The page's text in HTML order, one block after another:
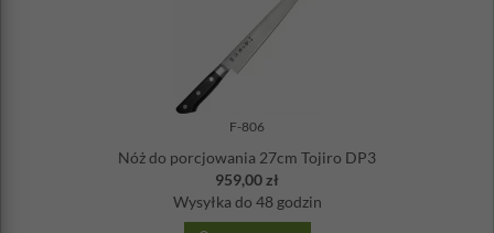
F-806
Nóż do porcjowania 27cm Tojiro DP3
959,00 zł
Wysyłka do 48 godzin